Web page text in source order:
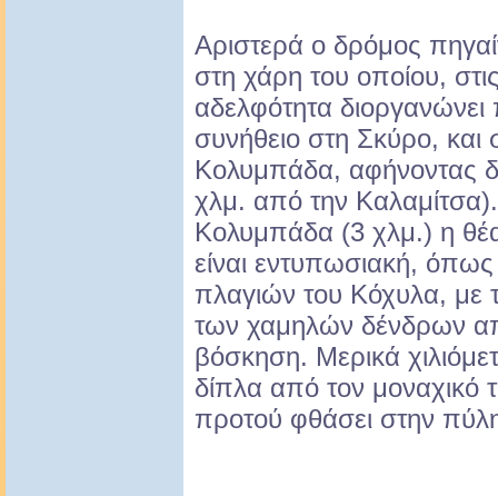
Αριστερά ο δρόμος
στη χάρη του οποίου,
αδελφότητα διοργανώνει
συνήθειο στη Σκύρο, και
Κολυμπάδα, αφήνοντας
χλμ. από την
Κολυμπάδα (3 χλμ.) η
είναι εντυπωσιακή,
πλαγιών του Κόχυλα, με
των χαμηλών δένδρων
βόσκηση. Μερικά
δίπλα από τον μοναχικό
προτού φθάσει στην